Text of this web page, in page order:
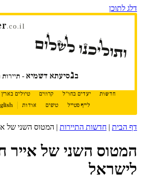
דלג לתוכן
.co.il
ותוליכנו לשלום
בנסיעתא דשמיא - תיירות
חדשות יעדים בחו"ל קרוזים טיולים בארץ
לייף סטייל
טיפים אודות
דף הבית | חדשות התיירות | המטוס השני של
המטוס השני של אייר
לישראל